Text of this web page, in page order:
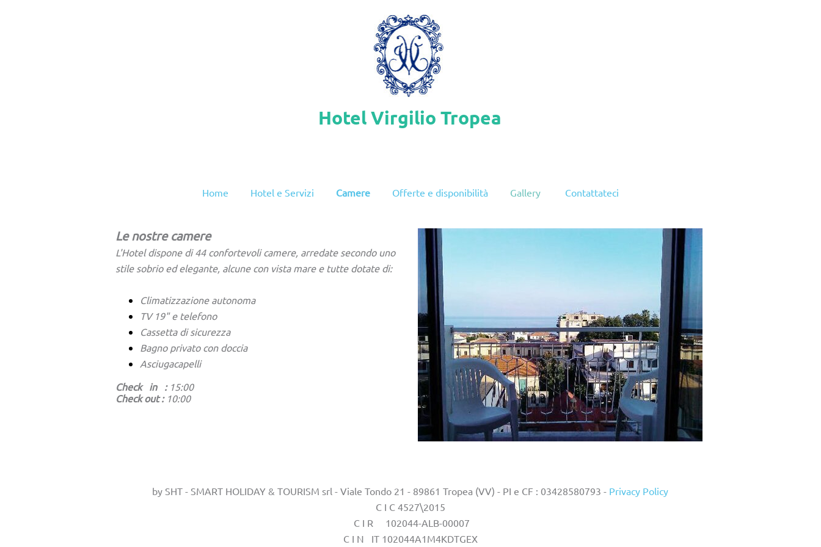
Hotel Virgilio Tropea
Home Hotel e Servizi Camere Offerte e disponibilità Gallery Contattateci
Le nostre camere
L'Hotel dispone di 44 confortevoli camere, arredate secondo uno
stile sobrio ed elegante, alcune con vista mare e tutte dotate di:
Climatizzazione autonoma
TV 19" e telefono
Cassetta di sicurezza
Bagno privato con doccia
Asciugacapelli
Check in :15:00
Check out : 10:00
by SHT - SMART HOLIDAY & TOURISM srl - Viale Tondo 21 - 89861 Tropea (VV) - PI e CF : 03428580793 - Privacy Policy
C I C 4527\2015
C I R 102044-ALB-00007
C I N IT 102044A1M4KDTGEX